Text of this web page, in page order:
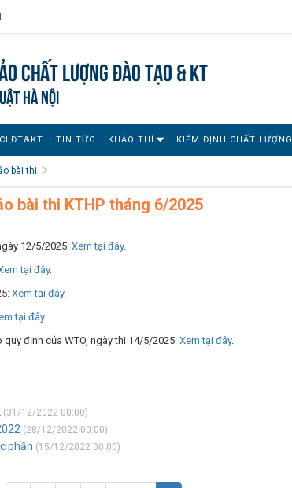
chất lượng đào tạo & KT
HÀ NỘI
TIN TỨC KHẢO THÍ KIỂM ĐỊNH CHẤT LƯỢNG
bài thi
bài thi KTHP tháng 6/2025
12/5/2025: Xem tại đây.
tại đây.
Xem tại đây.
tại đây.
định của WTO, ngày thi 14/5/2025: Xem tại đây.
(31/12/2022 00:00)
(28/12/2022 00:00)
phần (15/12/2022 00:00)